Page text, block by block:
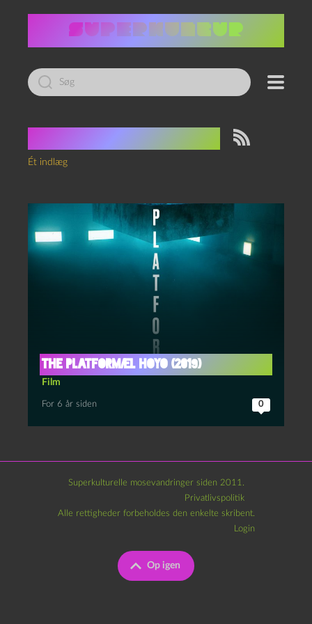
Led
efter:
Ét indlæg
The Platform/El Hoyo (2019)
Film
For 6 år siden 0
Superkulturelle mosevandringer siden 2011.
Privatlivspolitik
Op igen
Alle rettigheder forbeholdes den enkelte skribent.
Login